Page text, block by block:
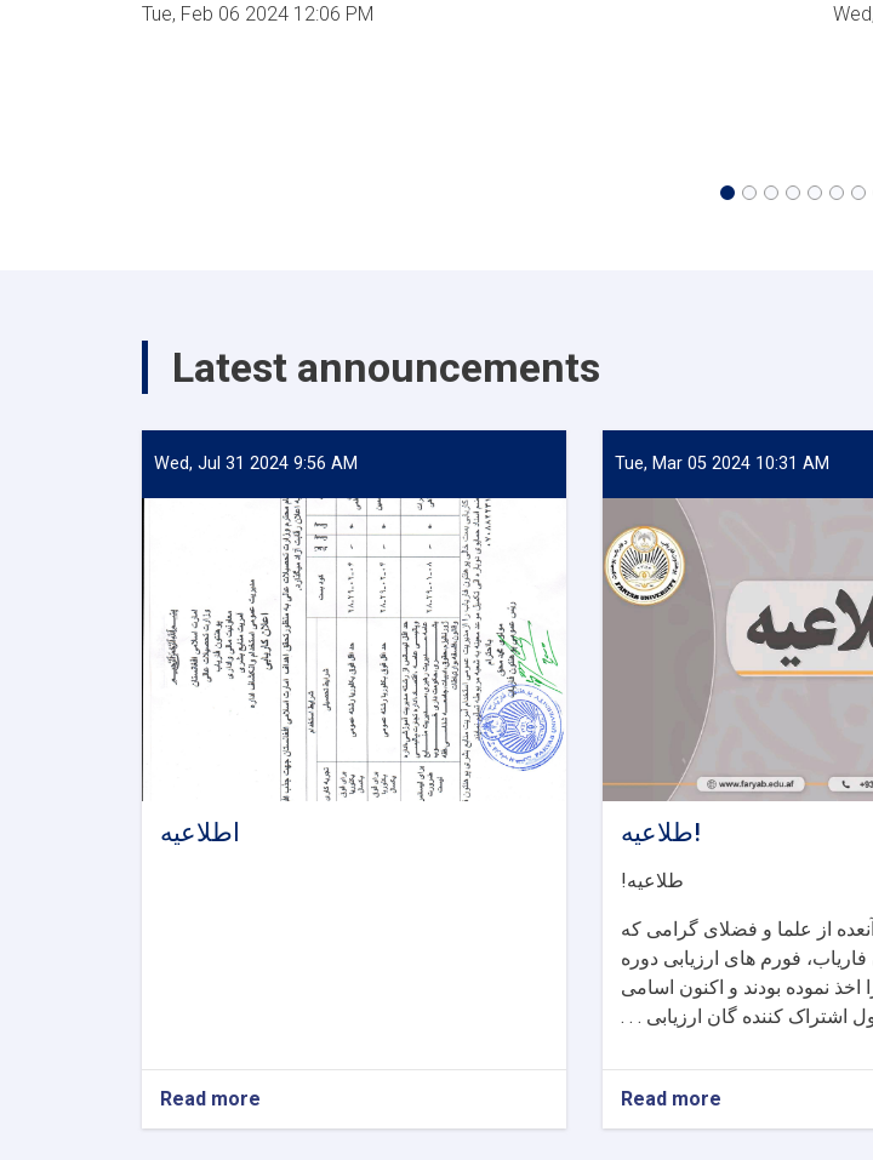
Tue, Feb 06 2024 12:06 PM
Latest announcements
Wed, Jul 31 2024 9:56 AM
اطلاعیه
Read more
اطلاعیه
Tue, Mar 05 2024 10:31 AM
طلاعیه!
طلاعیه!
از علما و فضلای گرامی که
فاریاب، فورم های ارزیابی دوره
اخذ نموده بودند و اکنون اسامی
اشتراک کننده گان ارزیابی . . .
Read more
طلاعیه!